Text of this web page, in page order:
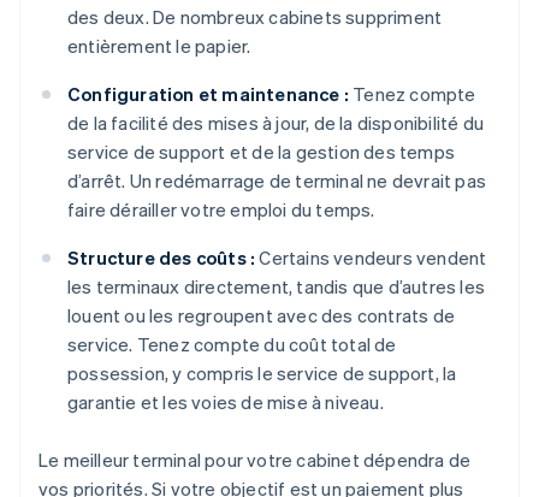
des deux. De nombreux cabinets suppriment
entièrement le papier.
Configuration et maintenance : Tenez compte
de la facilité des mises à jour, de la disponibilité du
service de support et de la gestion des temps
d’arrêt. Un redémarrage de terminal ne devrait pas
faire dérailler votre emploi du temps.
Structure des coûts : Certains vendeurs vendent
les terminaux directement, tandis que d’autres les
louent ou les regroupent avec des contrats de
service. Tenez compte du coût total de
possession, y compris le service de support, la
garantie et les voies de mise à niveau.
Le meilleur terminal pour votre cabinet dépendra de
vos priorités. Si votre objectif est un paiement plus